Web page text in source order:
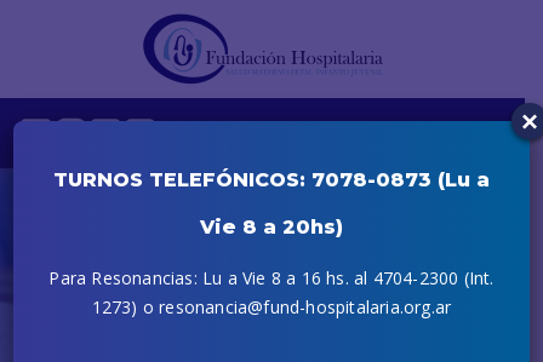
Dawidowicz Tamara
TURNOS TELEFÓNICOS: 7078-0873 (Lu a
Vie 8 a 20hs)
Para Resonancias: Lu a Vie 8 a 16 hs. al 4704-2300 (Int.
1273) o resonancia@fund-hospitalaria.org.ar
×